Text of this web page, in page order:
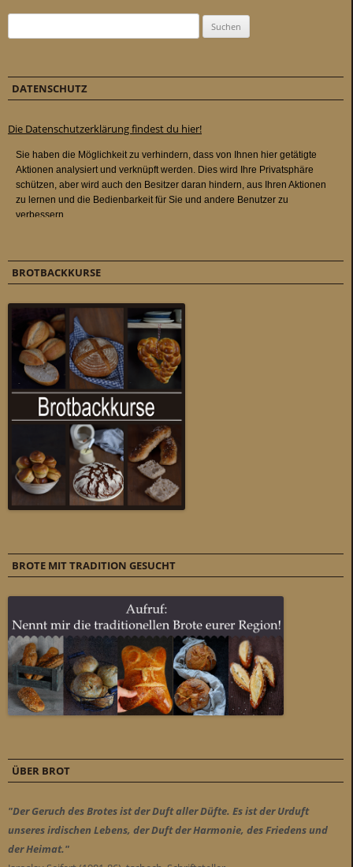
DATENSCHUTZ
Die Datenschutzerklärung findest du hier!
BROTBACKKURSE
BROTE MIT TRADITION GESUCHT
ÜBER BROT
"Der Geruch des Brotes ist der Duft aller Düfte. Es ist der Urduft
unseres irdischen Lebens, der Duft der Harmonie, des Friedens und
der Heimat."